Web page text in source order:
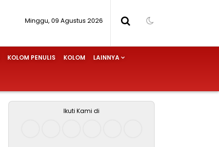
Minggu, 09 Agustus 2026
KOLOM PENULIS KOLOM LAINNYA
Ikuti Kami di